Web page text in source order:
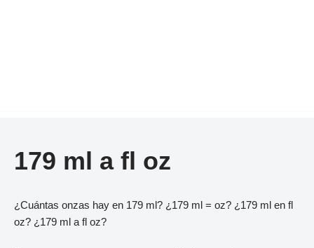
179 ml a fl oz
¿Cuántas onzas hay en 179 ml? ¿179 ml = oz? ¿179 ml en fl
oz? ¿179 ml a fl oz?